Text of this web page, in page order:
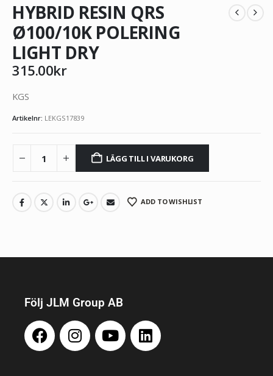
HYBRID RESIN QRS
Ø100/10K POLERING
LIGHT DRY
315.00kr
KGS
Artikelnr: LEKGS17839
LÄGG TILL I VARUKORG
ADD TO WISHLIST
Följ JLM Group AB